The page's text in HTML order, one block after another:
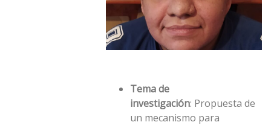
Tema de
investigación: Propuesta de
un mecanismo para